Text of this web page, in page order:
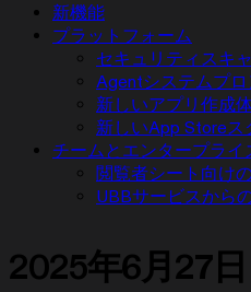
新機能
プラットフォーム
セキュリティスキ
Agentシステムプ
新しいアプリ作成
新しいApp Storeス
チームとエンタープライ
閲覧者シート向け
UBBサービスから
2025年6月27日